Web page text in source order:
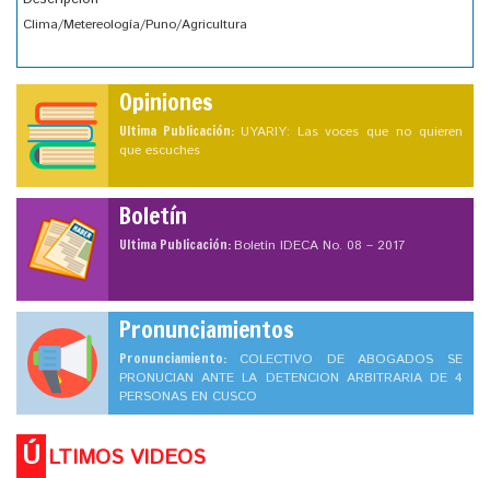
Clima/Metereología/Puno/Agricultura
Opiniones
Ultima Publicación: UYARIY: Las voces que no quieren
que escuches
Boletín
Ultima Publicación:Boletín IDECA No. 08 – 2017
Pronunciamientos
Pronunciamiento: COLECTIVO DE ABOGADOS SE
PRONUCIAN ANTE LA DETENCION ARBITRARIA DE 4
PERSONAS EN CUSCO
Ú LTIMOS VIDEOS